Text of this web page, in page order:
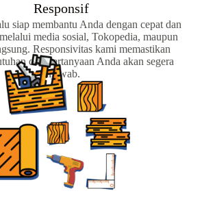
Responsif
siap membantu Anda dengan cepat dan
media sosial, Tokopedia, maupun
Responsivitas kami memastikan
dan pertanyaan Anda akan segera
dijawab.